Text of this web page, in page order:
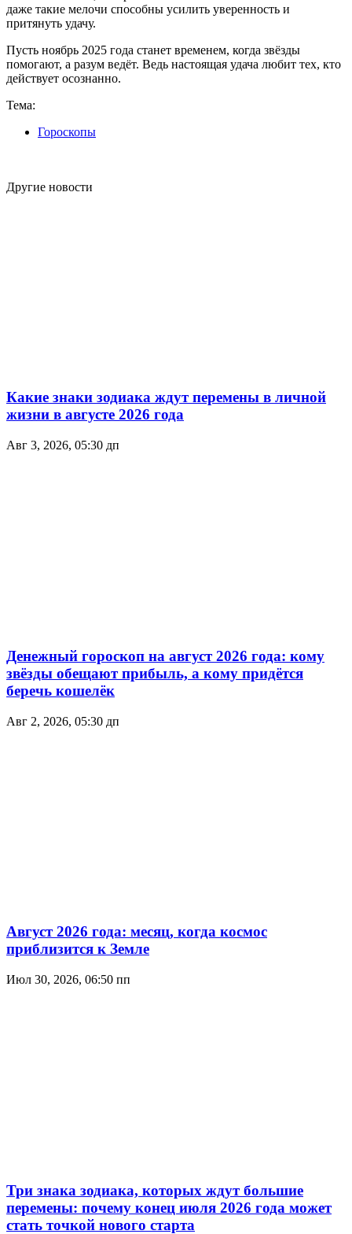
даже такие мелочи способны усилить уверенность и
притянуть удачу.
Пусть ноябрь 2025 года станет временем, когда звёзды
помогают, а разум ведёт. Ведь настоящая удача любит тех, кто
действует осознанно.
Тема:
Гороскопы
Другие новости
Какие знаки зодиака ждут перемены в личной
жизни в августе 2026 года
Авг 3, 2026, 05:30 дп
Денежный гороскоп на август 2026 года: кому
звёзды обещают прибыль, а кому придётся
беречь кошелёк
Авг 2, 2026, 05:30 дп
Август 2026 года: месяц, когда космос
приблизится к Земле
Июл 30, 2026, 06:50 пп
Три знака зодиака, которых ждут большие
перемены: почему конец июля 2026 года может
стать точкой нового старта